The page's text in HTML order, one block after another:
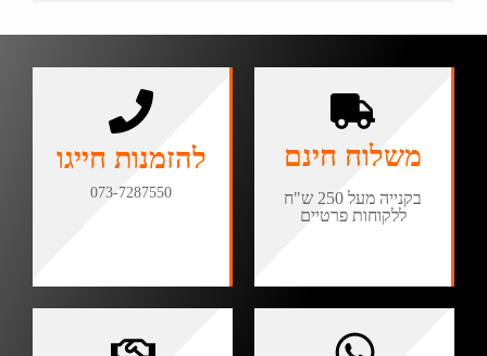
משלוח חינם
בקנייה מעל 250 ש"ח
ללקוחות פרטיים
להזמנות חייגו
073-7287550